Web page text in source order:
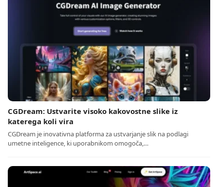
CGDream: Ustvarite visoko kakovostne slike iz
katerega koli vira
CGDream je inovativna platforma za ustvarjanje slik na podlagi
umetne inteligence, ki uporabnikom omogoča,…